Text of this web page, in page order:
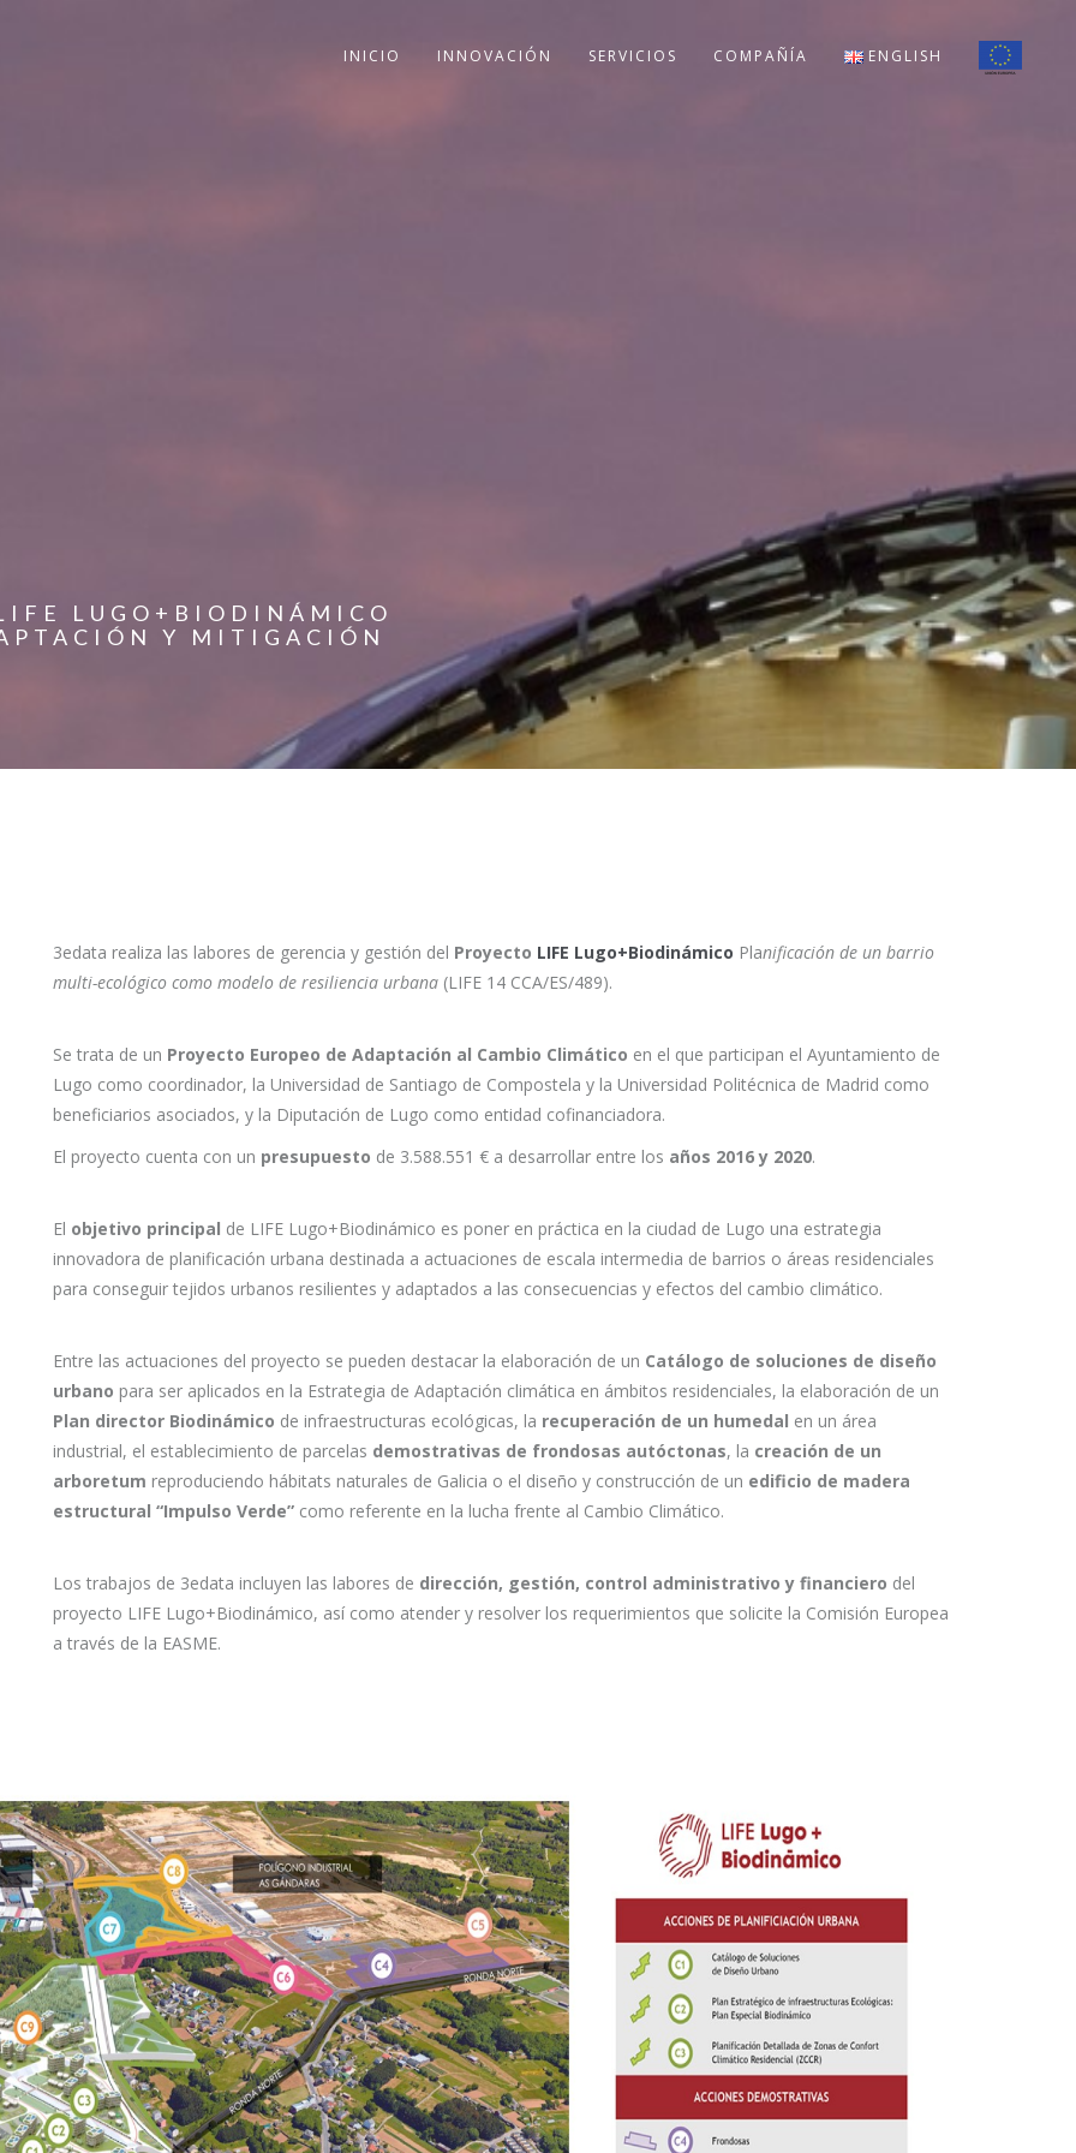
INICIO INNOVACIÓN SERVICIOS COMPAÑÍA ENGLISH
LUGO+BIODINÁMICO
Y MITIGACIÓN
3edata realiza las labores de gerencia y gestión del Proyecto LIFE Lugo+Biodinámico Planificación de un barrio
multi-ecológico como modelo de resiliencia urbana (LIFE 14 CCA/ES/489).
Se trata de un Proyecto Europeo de Adaptación al Cambio Climático en el que participan el Ayuntamiento de
Lugo como coordinador, la Universidad de Santiago de Compostela y la Universidad Politécnica de Madrid como
beneficiarios asociados, y la Diputación de Lugo como entidad cofinanciadora.
El proyecto cuenta con un presupuesto de 3.588.551 € a desarrollar entre los años 2016 y 2020.
El objetivo principal de LIFE Lugo+Biodinámico es poner en práctica en la ciudad de Lugo una estrategia
innovadora de planificación urbana destinada a actuaciones de escala intermedia de barrios o áreas residenciales
para conseguir tejidos urbanos resilientes y adaptados a las consecuencias y efectos del cambio climático.
Entre las actuaciones del proyecto se pueden destacar la elaboración de un Catálogo de soluciones de diseño
urbano para ser aplicados en la Estrategia de Adaptación climática en ámbitos residenciales, la elaboración de un
Plan director Biodinámico de infraestructuras ecológicas, la recuperación de un humedal en un área
industrial, el establecimiento de parcelas demostrativas de frondosas autóctonas, la creación de un
arboretum reproduciendo hábitats naturales de Galicia o el diseño y construcción de un edificio de madera
estructural “Impulso Verde” como referente en la lucha frente al Cambio Climático.
Los trabajos de 3edata incluyen las labores de dirección, gestión, control administrativo y financiero del
proyecto LIFE Lugo+Biodinámico, así como atender y resolver los requerimientos que solicite la Comisión Europea
a través de la EASME.